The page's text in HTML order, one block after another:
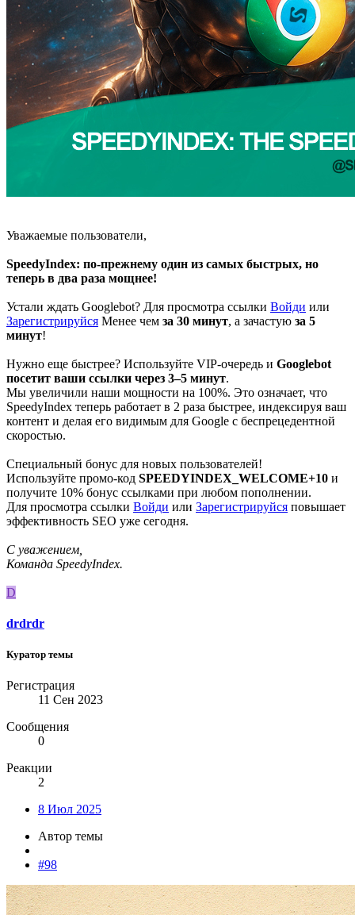
Уважаемые пользователи,
SpeedyIndex: по-прежнему один из самых быстрых, но
теперь в два раза мощнее!
Устали ждать Googlebot? Для просмотра ссылки Войди или
Зарегистрируйся Менее чем за 30 минут, а зачастую за 5
минут!
Нужно еще быстрее? Используйте VIP-очередь и Googlebot
посетит ваши ссылки через 3–5 минут.
Мы увеличили наши мощности на 100%. Это означает, что
SpeedyIndex теперь работает в 2 раза быстрее, индексируя ваш
контент и делая его видимым для Google с беспрецедентной
скоростью.
Специальный бонус для новых пользователей!
Используйте промо-код SPEEDYINDEX_WELCOME+10 и
получите 10% бонус ссылками при любом пополнении.
Для просмотра ссылки Войди или Зарегистрируйся повышает
эффективность SEO уже сегодня.
С уважением,
Команда SpeedyIndex.
D
drdrdr
Куратор темы
Регистрация
11 Сен 2023
Сообщения
0
Реакции
2
8 Июл 2025
Автор темы
#98